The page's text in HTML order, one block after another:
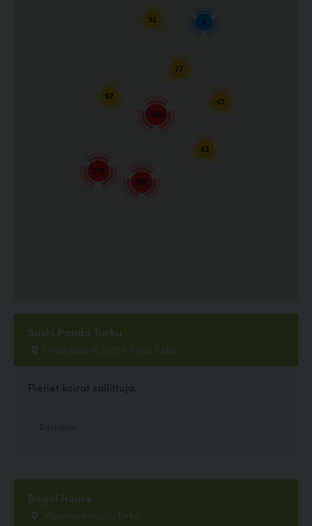
920
165
67
91
77
83
43
279
2
Sushi Panda Turku
Linnankatu 13, 20100 Turku, Turku
Pienet koirat sallittuja.
Bagel House
Yliopistonkatu 30, Turku